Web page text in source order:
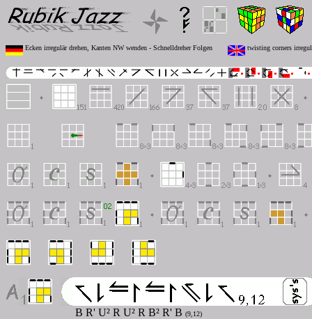
Ecken irregulär drehen, Kanten NW wenden - Schnelldreher Folgen twisting corners
B R' U² R U² R B² R' B (9,12)